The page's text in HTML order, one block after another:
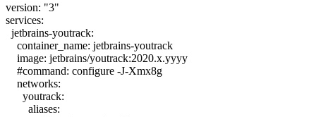
version: "3"
services:
jetbrains-youtrack:
container_name: jetbrains-youtrack
image: jetbrains/youtrack:2020.x.yyyy
#command: configure -J-Xmx8g
networks:
youtrack:
aliases: